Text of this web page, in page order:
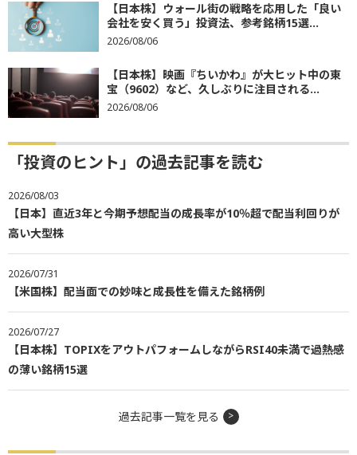
【日本株】ウォール街の戦略を応用した「良い
会社を安く買う」投資法、参考銘柄15選...
2026/08/06
【日本株】映画『ちいかわ』が大ヒット中の東
宝（9602）など、久しぶりに注目される...
2026/08/06
「投資のヒント」の過去記事を読む
2026/08/03
【日本】直近3年と今期予想配当の成長率が10％超で配当利回りが
高い大型株
2026/07/31
【米国株】配当面での妙味と成長性を備えた銘柄例
2026/07/27
【日本株】TOPIXをアウトパフォームしながらRSI40未満で過熱感
の薄い銘柄15選
過去記事一覧を見る